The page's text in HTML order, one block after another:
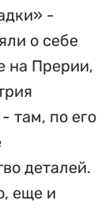
-
о себе
на Прерии,
- там, по его
деталей.
еще и